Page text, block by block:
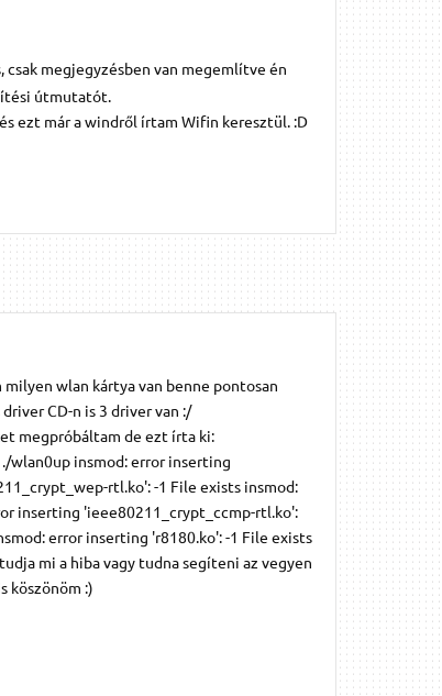
csak megjegyzésben van megemlítve én
útmutatót.
ezt már a windről írtam Wifin keresztül. :D
wlan kártya van benne pontosan
CD-n is 3 driver van :/
megpróbáltam de ezt írta ki:
wlan0up insmod: error inserting
rtl.ko': -1 File exists insmod:
inserting 'ieee80211_crypt_ccmp-rtl.ko':
error inserting 'r8180.ko': -1 File exists
mi a hiba vagy tudna segíteni az vegyen
köszönöm :)